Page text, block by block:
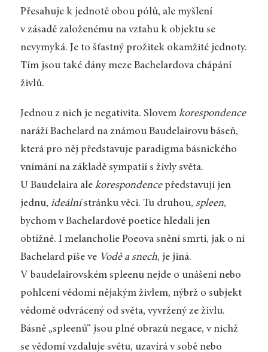
Přesahuje k jednotě obou pólů, ale myšlení
v zásadě založenému na vztahu k objektu se
nevymyká. Je to šťastný prožitek okamžité jednoty.
Tím jsou také dány meze Bachelardova chápání
živlů.
Jednou z nich je negativita. Slovem korespondence
naráží Bachelard na známou Baudelairovu báseň,
která pro něj představuje paradigma básnického
vnímání na základě sympatií s živly světa.
U Baudelaira ale korespondencepředstavují jen
jednu, ideálnístránku věci. Tu druhou, spleen,
bychom v Bachelardově poetice hledali jen
obtížně. I melancholie Poeova snění smrti, jak o ní
Bachelard píše ve Vodě a snech, je jiná.
V baudelairovském spleenu nejde o unášení nebo
pohlcení vědomí nějakým živlem, nýbrž o subjekt
vědomě odvrácený od světa, vyvržený ze živlu.
Básně „spleenů“ jsou plné obrazů negace, v nichž
se vědomí vzdaluje světu, uzavírá v sobě nebo